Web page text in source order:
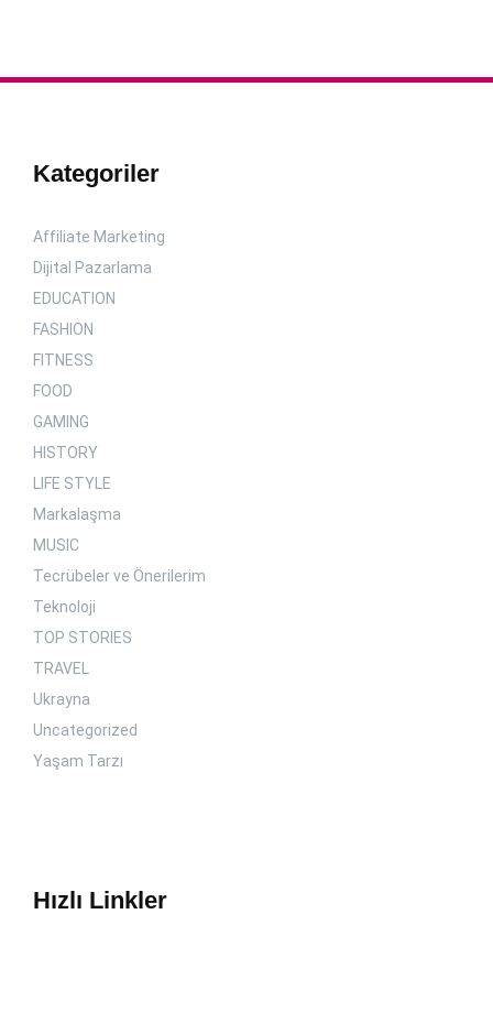
Kategoriler
Affiliate Marketing
Dijital Pazarlama
EDUCATION
FASHION
FITNESS
FOOD
GAMING
HISTORY
LIFE STYLE
Markalaşma
MUSIC
Tecrübeler ve Önerilerim
Teknoloji
TOP STORIES
TRAVEL
Ukrayna
Uncategorized
Yaşam Tarzı
Hızlı Linkler